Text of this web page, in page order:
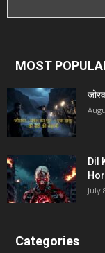
MOST
Dil
July
Categories